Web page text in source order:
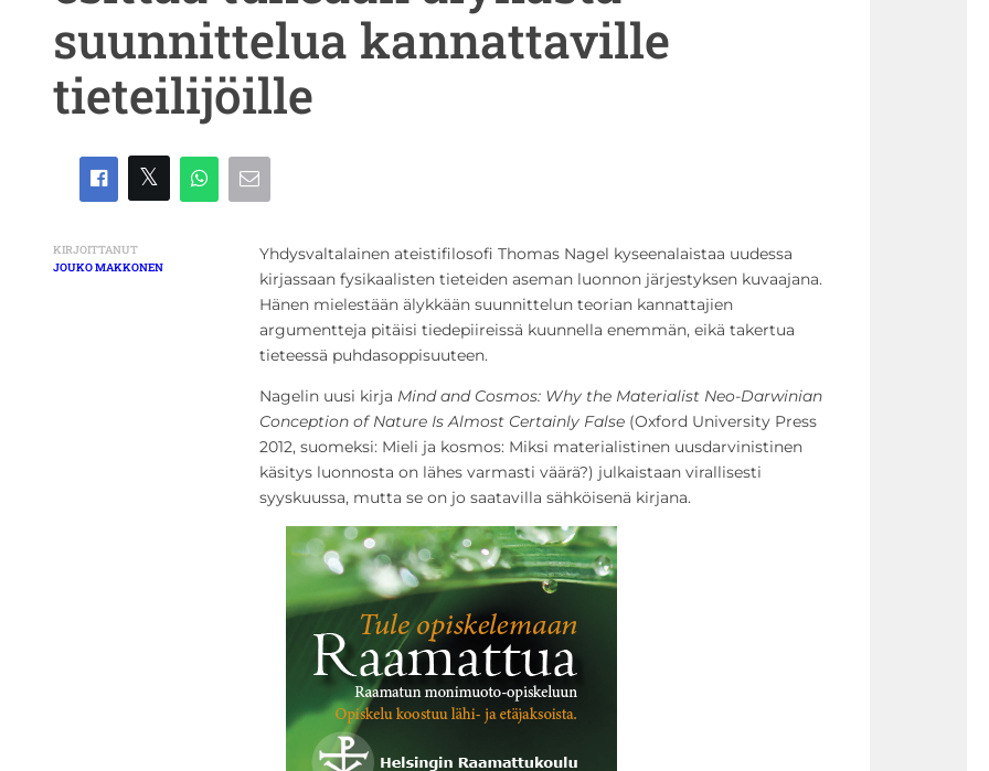
suunnittelua kannattaville
tieteilijöille
KIRJOITTANUT
JOUKO MAKKONEN
Yhdysvaltalainen ateistifilosofi Thomas Nagel kyseenalaistaa uudessa
kirjassaan fysikaalisten tieteiden aseman luonnon järjestyksen kuvaajana.
Hänen mielestään älykkään suunnittelun teorian kannattajien
argumentteja pitäisi tiedepiireissä kuunnella enemmän, eikä takertua
tieteessä puhdasoppisuuteen.
Nagelin uusi kirja Mind and Cosmos: Why the Materialist Neo-Darwinian
Conception of Nature Is Almost Certainly False(Oxford University Press
2012, suomeksi: Mieli ja kosmos: Miksi materialistinen uusdarvinistinen
käsitys luonnosta on lähes varmasti väärä?) julkaistaan virallisesti
syyskuussa, mutta se on jo saatavilla sähköisenä kirjana.